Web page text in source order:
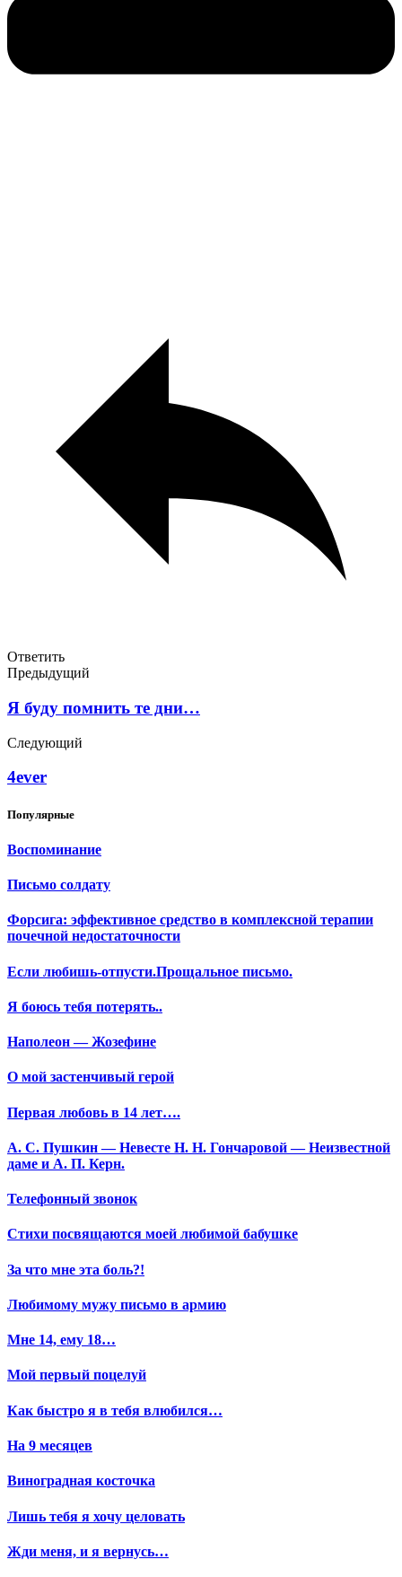
Ответить
Предыдущий
Я буду помнить те дни…
Следующий
4ever
Популярные
Воспоминание
Письмо солдату
Форсига: эффективное средство в комплексной терапии
почечной недостаточности
Если любишь-отпусти.Прощальное письмо.
Я боюсь тебя потерять..
Наполеон — Жозефине
О мой застенчивый герой
Первая любовь в 14 лет….
А. С. Пушкин — Невесте Н. Н. Гончаровой — Неизвестной
даме и А. П. Керн.
Телефонный звонок
Стихи посвящаются моей любимой бабушке
За что мне эта боль?!
Любимому мужу письмо в армию
Мне 14, ему 18…
Мой первый поцелуй
Как быстро я в тебя влюбился…
На 9 месяцев
Виноградная косточка
Лишь тебя я хочу целовать
Жди меня, и я вернусь…